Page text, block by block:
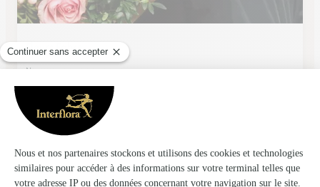
Fleurs Fabre
Nevers
★★★★★4.8 (151)
68, avenue Colbert
Voir la boutique